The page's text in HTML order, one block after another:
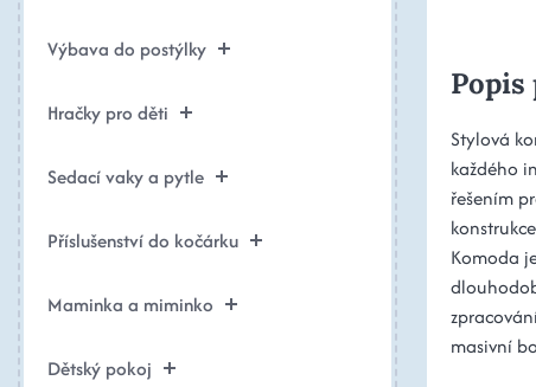
Výbava do postýlky
Hračky pro děti
Sedací vaky a pytle
Příslušenství do kočárku
Maminka a miminko
Dětský pokoj
Stylová
každého
řešením
Komoda
masivní